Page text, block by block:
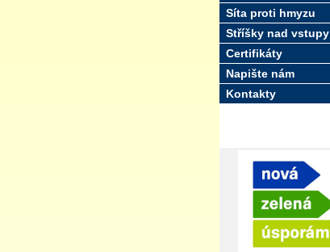
Síta proti hmyzu
Stříšky nad vstupy
Certifikáty
Napište nám
Kontakty